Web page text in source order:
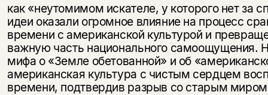
как «не­утомимом искателе, у которого нет за
идеи оказали огромное влияние на процесс
времени с амери­канской культурой и
важную часть националь­ного самоощущения.
мифа о «Земле обетованной» и об
американская культура с чистым сердцем
времени, подтвердив разрыв со старым